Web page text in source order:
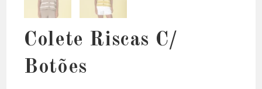
Colete Riscas C/
Botões